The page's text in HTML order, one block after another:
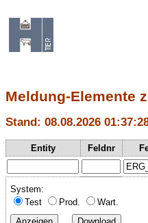
Meldung-Elemente
Stand: 08.08.2026
Entity Feldnr
System:
Test
Prod. Wart.